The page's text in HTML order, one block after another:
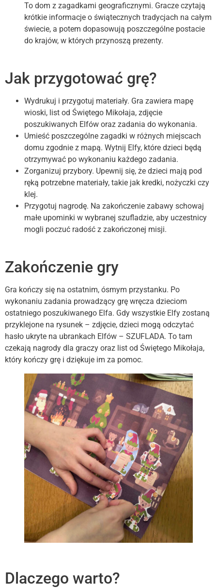
To dom z zagadkami geograficznymi. Gracze czytają
krótkie informacje o świątecznych tradycjach na całym
świecie, a potem dopasowują poszczególne postacie
do krajów, w których przynoszą prezenty.
Jak przygotować grę?
Wydrukuj i przygotuj materiały. Gra zawiera mapę
wioski, list od Świętego Mikołaja, zdjęcie
poszukiwanych Elfów oraz zadania do wykonania.
Umieść poszczególne zagadki w różnych miejscach
domu zgodnie z mapą. Wytnij Elfy, które dzieci będą
otrzymywać po wykonaniu każdego zadania.
Zorganizuj przybory. Upewnij się, że dzieci mają pod
ręką potrzebne materiały, takie jak kredki, nożyczki czy
klej.
Przygotuj nagrodę. Na zakończenie zabawy schowaj
małe upominki w wybranej szufladzie, aby uczestnicy
mogli poczuć radość z zakończonej misji.
Zakończenie gry
Gra kończy się na ostatnim, ósmym przystanku. Po
wykonaniu zadania prowadzący grę wręcza dzieciom
ostatniego poszukiwanego Elfa. Gdy wszystkie Elfy zostaną
przyklejone na rysunek – zdjęcie, dzieci mogą odczytać
hasło ukryte na ubrankach Elfów – SZUFLADA. To tam
czekają nagrody dla graczy oraz list od Świętego Mikołaja,
który kończy grę i dziękuje im za pomoc.
Dlaczego warto?